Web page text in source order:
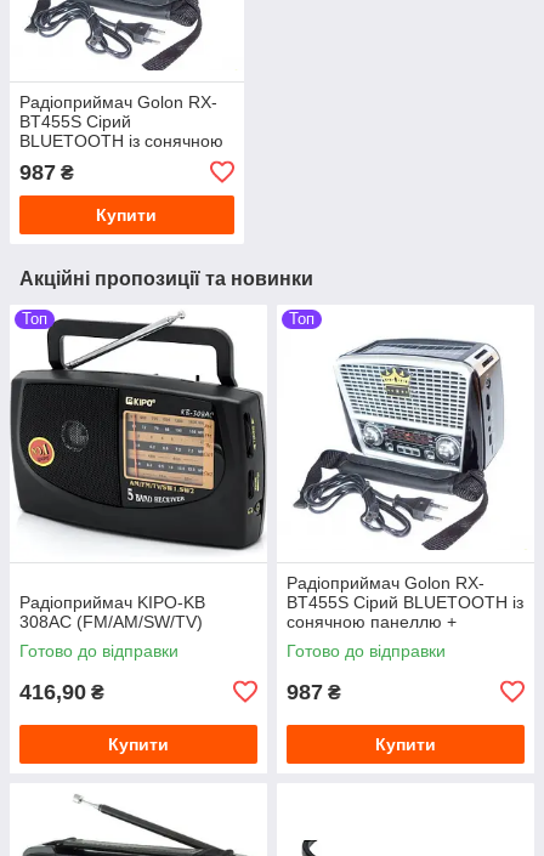
Радіоприймач Golon RX-
BT455S Сірий
BLUETOOTH із сонячною
FM/AM/SW/USB/microSD
RX-BT456S
987 ₴
Купити
Акційні пропозиції та новинки
Топ
Радіоприймач KIPO-KB
308AC (FM/AM/SW/TV)
Готово до відправки
416,90 ₴
Купити
Топ
Радіоприймач Golon RX-
BT455S Сірий BLUETOOTH із
сонячною панеллю +
ліхтарик
FM/AM/SW/USB/microSD RX-
Готово до відправки
987 ₴
Купити